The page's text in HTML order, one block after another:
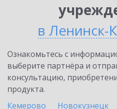
в Ленинск-
Ознакомьтесь с
выберите партнёра и
консультацию,
продукта.
Кемерово
Новокузнецк